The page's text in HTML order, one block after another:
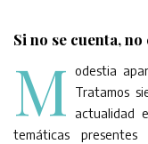
Si no se cuenta, no
M odestia
Tratamos
actualidad
temáticas